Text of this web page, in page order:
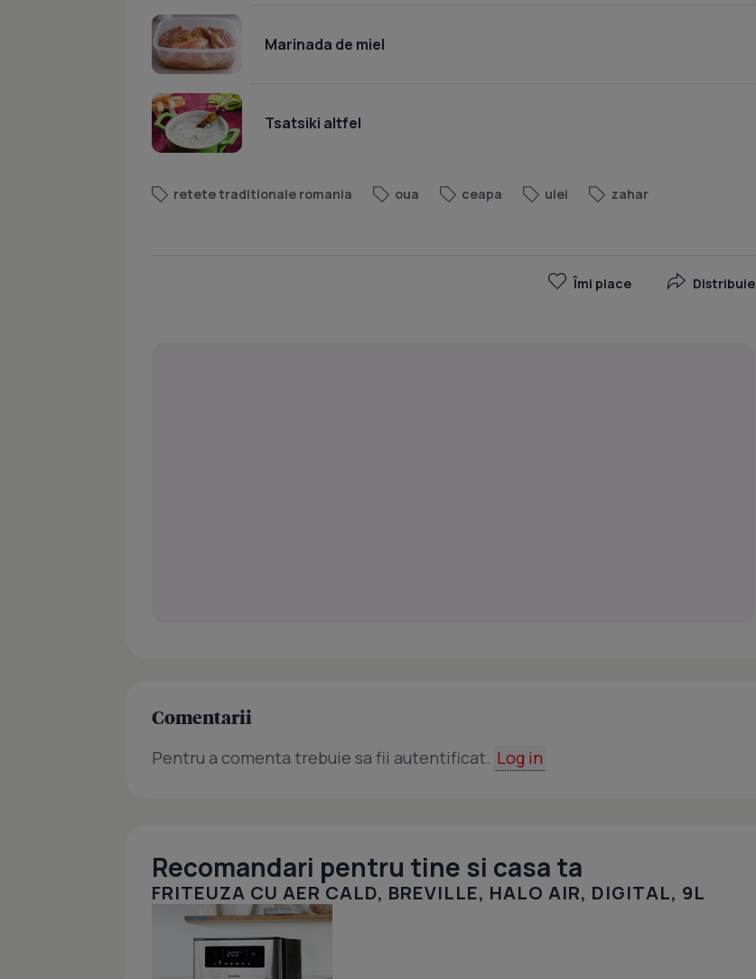
Marinada de miel
Tsatsiki altfel
retete traditionale romania oua ceapa ulei zahar
Îmi place Distribuie
Comentarii
Pentru a comenta trebuie sa fii autentificat. Log in
Recomandari pentru tine si casa ta
FRITEUZA CU AER CALD, BREVILLE, HALO AIR, DIGITAL, 9L